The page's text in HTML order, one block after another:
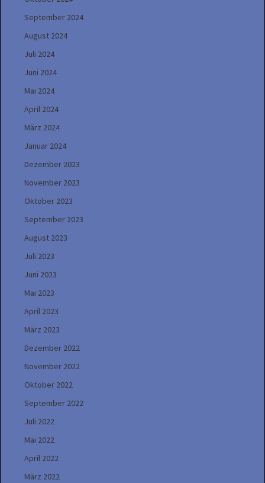
September 2024
August 2024
Juli 2024
Juni 2024
Mai 2024
April 2024
März 2024
Januar 2024
Dezember 2023
November 2023
Oktober 2023
September 2023
August 2023
Juli 2023
Juni 2023
Mai 2023
April 2023
März 2023
Dezember 2022
November 2022
Oktober 2022
September 2022
Juli 2022
Mai 2022
April 2022
März 2022